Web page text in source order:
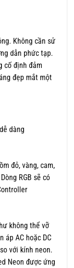
Không cần sử
dẫn phức tạp.
cố định đảm
đẹp mắt một
dàng
đỏ, vàng, cam,
RGB sẽ có
không thể vỡ
áp AC hoặc DC
với kính neon.
Neon được ứng